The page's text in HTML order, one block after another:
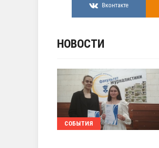
Вконтакте
НОВОСТИ
СОБЫТИЯ